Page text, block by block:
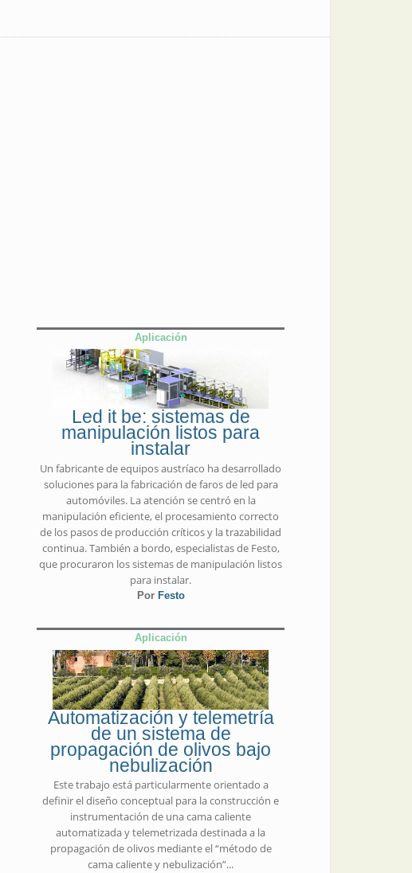
Aplicación
Led it be: sistemas de
manipulación listos para
instalar
Un fabricante de equipos austríaco ha desarrollado
soluciones para la fabricación de faros de led para
automóviles. La atención se centró en la
manipulación eficiente, el procesamiento correcto
de los pasos de producción críticos y la trazabilidad
continua. También a bordo, especialistas de Festo,
que procuraron los sistemas de manipulación listos
para instalar.
Por Festo
Aplicación
Automatización y telemetría
de un sistema de
propagación de olivos bajo
nebulización
Este trabajo está particularmente orientado a
definir el diseño conceptual para la construcción e
instrumentación de una cama caliente
automatizada y telemetrizada destinada a la
propagación de olivos mediante el “método de
cama caliente y nebulización”...